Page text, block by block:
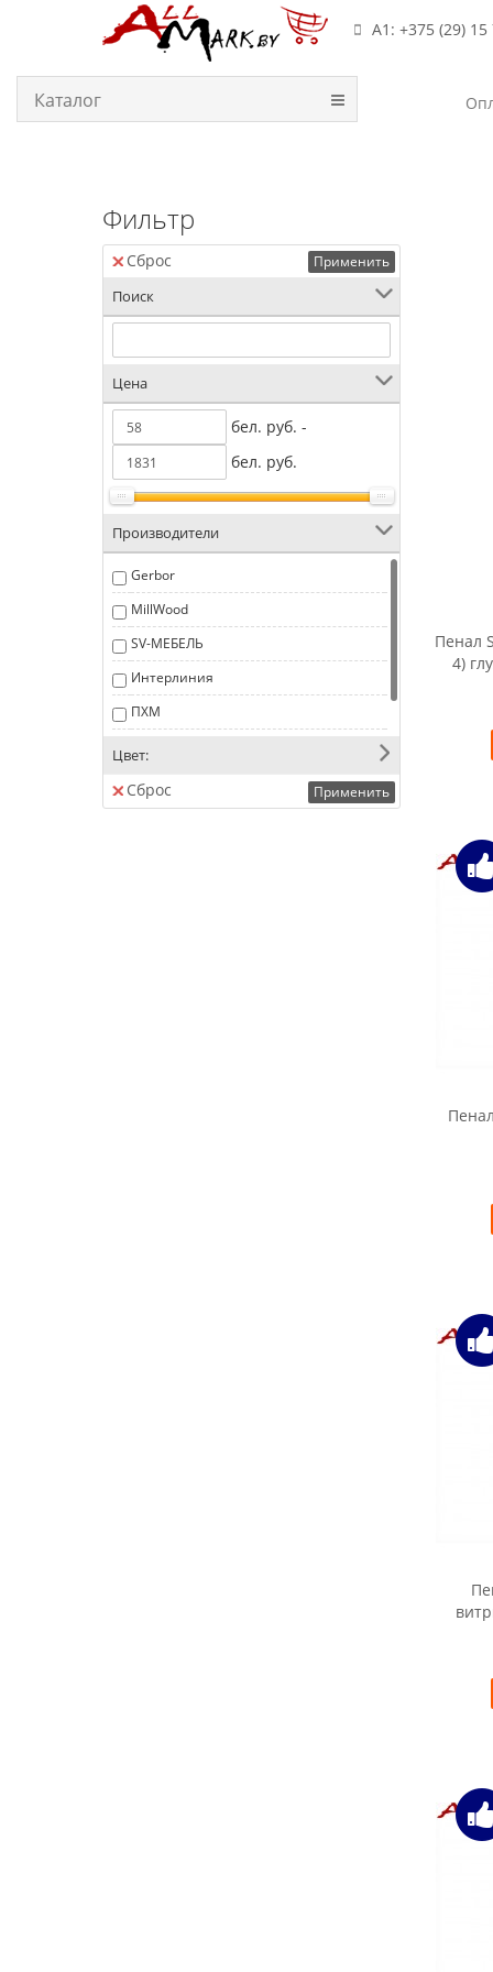
А1: +375 (29) 15
Каталог
Фильтр
Сброс Применить
Поиск
Цена
бел. руб. -
бел. руб.
Производители
Gerbor
MillWood
SV-МЕБЕЛЬ
Интерлиния
ПХМ
Цвет:
Сброс Применить
Пенал
4)